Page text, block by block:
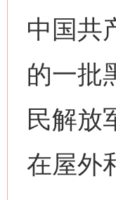
中国共
的一批
民解放
在屋外